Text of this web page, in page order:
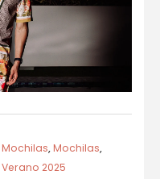
Mochilas,Mochilas,
Verano 2025